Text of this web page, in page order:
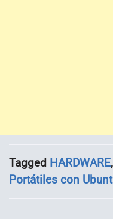
Tagged HARDWARE,
Portátiles con